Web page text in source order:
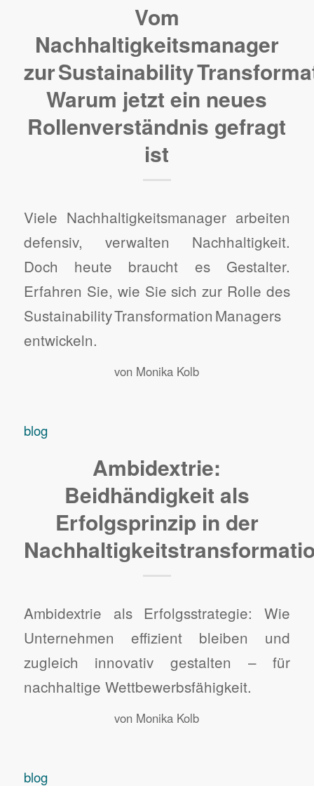
Vom
Nachhaltigkeitsmanager
zur Sustainability
Warum jetzt ein neues
Rollenverständnis gefragt
ist
Viele Nachhaltigkeitsmanager arbeiten
defensiv, verwalten Nachhaltigkeit.
Doch heute braucht es Gestalter.
Erfahren Sie, wie Sie sich zur Rolle des
Sustainability Transformation Managers
entwickeln.
von Monika Kolb
blog
Ambidextrie:
Beidhändigkeit als
Erfolgsprinzip in der
Ambidextrie als Erfolgsstrategie: Wie
Unternehmen effizient bleiben und
zugleich innovativ gestalten – für
nachhaltige Wettbewerbsfähigkeit.
von Monika Kolb
blog